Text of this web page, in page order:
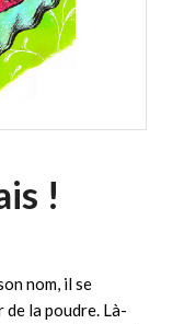
!
nom, il se
de la poudre. Là-